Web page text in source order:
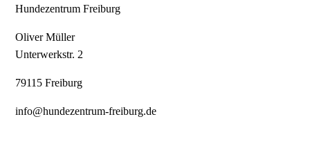
Hundezentrum Freiburg
Oliver Müller
Unterwerkstr. 2
79115 Freiburg
info@hundezentrum-freiburg.de